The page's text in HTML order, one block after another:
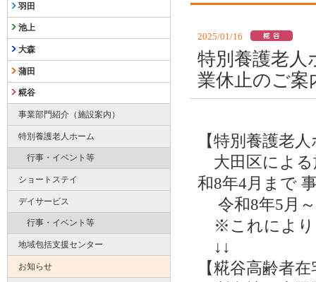
2025/01/16
特別養護老人
業休止のご案
【特別養護老
大田区による
和8年4月まで
令和8年5月
※これにより
↓↓
【糀谷高齢者
羽田
池上
大森
蒲田
糀谷
事業部門紹介（施設案内）
特別養護老人ホーム
行事・イベント等
ショートステイ
デイサービス
行事・イベント等
地域包括支援センター
お知らせ